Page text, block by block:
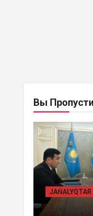
Вы
JAŃALYQTAR